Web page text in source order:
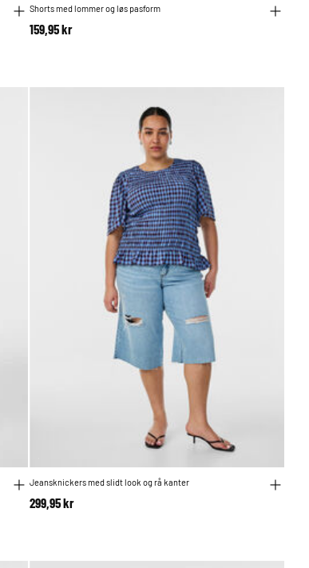
Shorts med lommer og løs pasform
159,95 kr
Jeansknickers med slidt look og rå kanter
299,95 kr